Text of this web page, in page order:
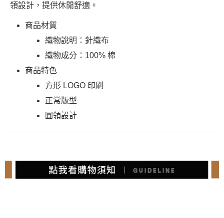
領設計，提供休閒舒適。
商品材質
織物說明：針織布
織物成分：100% 棉
商品特色
方形 LOGO 印刷
正常版型
圓領設計